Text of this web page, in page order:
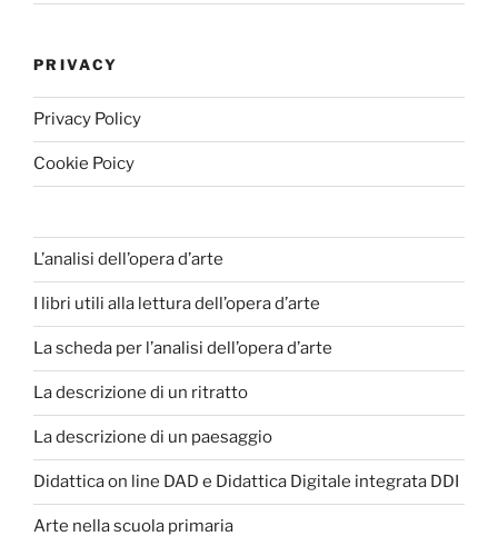
PRIVACY
Privacy Policy
Cookie Poicy
L’analisi dell’opera d’arte
I libri utili alla lettura dell’opera d’arte
La scheda per l’analisi dell’opera d’arte
La descrizione di un ritratto
La descrizione di un paesaggio
Didattica on line DAD e Didattica Digitale integrata DDI
Arte nella scuola primaria